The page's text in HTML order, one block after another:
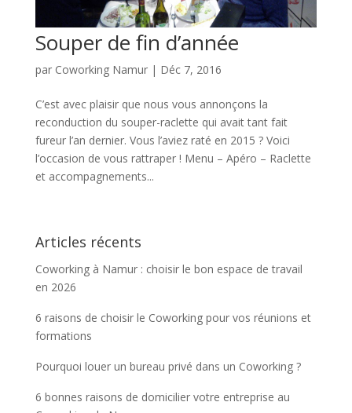
Souper de fin d’année
par Coworking Namur| Déc 7, 2016
C’est avec plaisir que nous vous annonçons la
reconduction du souper-raclette qui avait tant fait
fureur l’an dernier. Vous l’aviez raté en 2015 ? Voici
l’occasion de vous rattraper ! Menu – Apéro – Raclette
et accompagnements...
Articles récents
Coworking à Namur : choisir le bon espace de travail
en 2026
6 raisons de choisir le Coworking pour vos réunions et
formations
Pourquoi louer un bureau privé dans un Coworking ?
6 bonnes raisons de domicilier votre entreprise au